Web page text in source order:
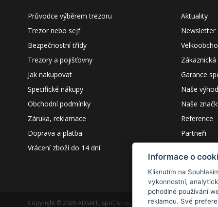
Průvodce výběrem trezoru
Trezor nebo sejf
Bezpečnostní třídy
Trezory a pojišťovny
Jak nakupovat
Specifické nákupy
Obchodní podmínky
Záruka, reklamace
Doprava a platba
Vrácení zboží do 14 dní
Aktuality
Newsletter
Garance
Naše
Naše
Reference
Partneři
Copyright © 2026 ADSAFE, spol. s r.o., Eshop řešení:3solutions,
Informace o
Kliknutím na
výkonnostní,
pohodlné používání
reklamou. Své